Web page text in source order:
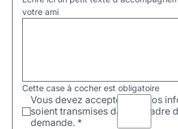
votre ami
Cette case à cocher est obligatoire
Vous devez accepter que vos
soient transmises dans le cadre
demande. *